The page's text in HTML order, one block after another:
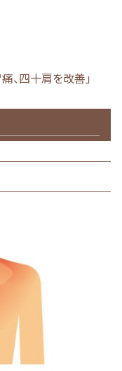
、四十肩を改善」